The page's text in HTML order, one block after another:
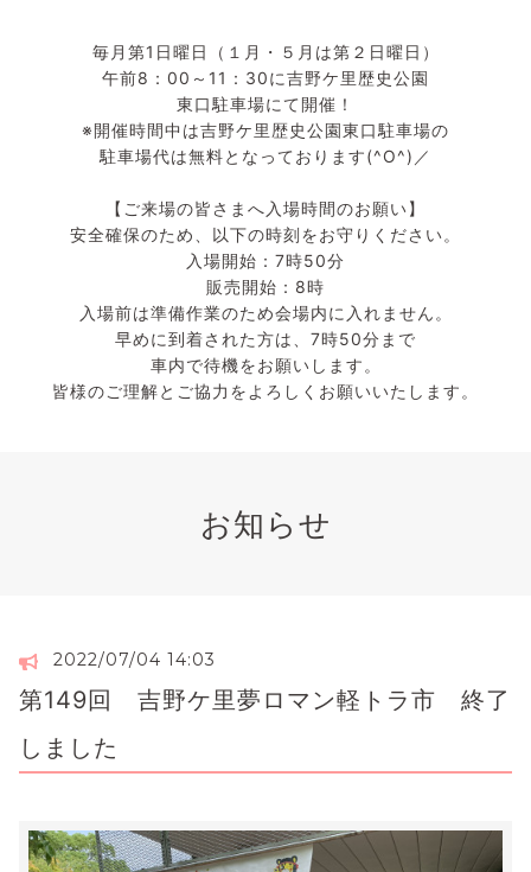
毎月第1日曜日（１月・５月は第２日曜日）
午前8：00～11：30に吉野ケ里歴史公園
東口駐車場にて開催！
※開催時間中は吉野ケ里歴史公園東口駐車場の
駐車場代は無料となっております(^O^)／
【ご来場の皆さまへ入場時間のお願い】
安全確保のため、以下の時刻をお守りください。
入場開始：7時50分
販売開始：8時
入場前は準備作業のため会場内に入れません。
早めに到着された方は、7時50分まで
車内で待機をお願いします。
皆様のご理解とご協力をよろしくお願いいたします。
お知らせ
2022/07/04 14:03
第149回 吉野ケ里夢ロマン軽トラ市 終了
しました